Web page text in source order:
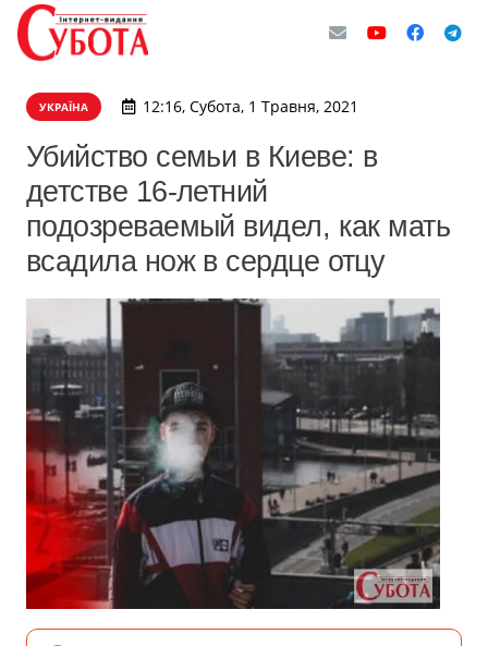
УКРАЇНА 12:16, Субота, 1 Травня, 2021
Убийство семьи в Киеве: в
детстве 16-летний
подозреваемый видел, как мать
всадила нож в сердце отцу